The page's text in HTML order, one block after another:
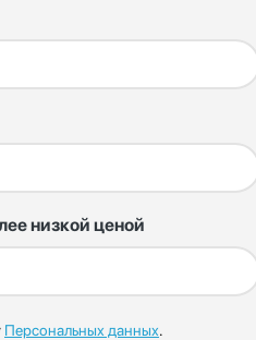
низкой ценой
Персональных данных.